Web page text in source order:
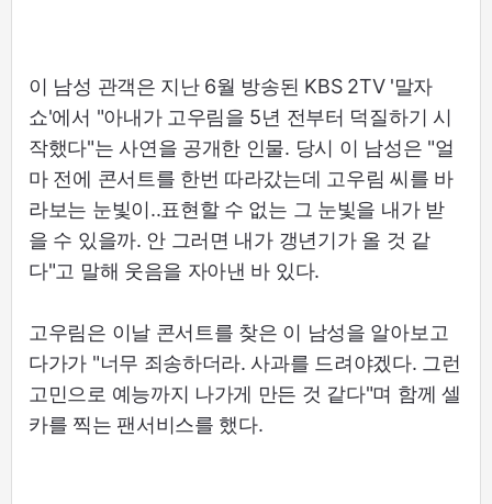
이 남성 관객은 지난 6월 방송된 KBS 2TV '말자
쇼'에서 "아내가 고우림을 5년 전부터 덕질하기 시
작했다"는 사연을 공개한 인물. 당시 이 남성은 "얼
마 전에 콘서트를 한번 따라갔는데 고우림 씨를 바
라보는 눈빛이..표현할 수 없는 그 눈빛을 내가 받
을 수 있을까. 안 그러면 내가 갱년기가 올 것 같
다"고 말해 웃음을 자아낸 바 있다.
고우림은 이날 콘서트를 찾은 이 남성을 알아보고
다가가 "너무 죄송하더라. 사과를 드려야겠다. 그런
고민으로 예능까지 나가게 만든 것 같다"며 함께 셀
카를 찍는 팬서비스를 했다.